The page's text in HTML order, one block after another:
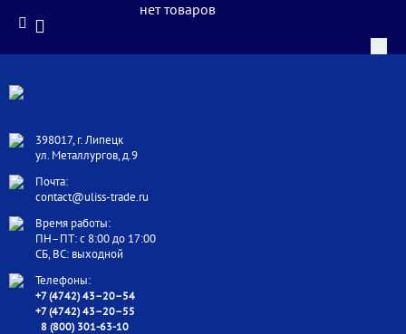
398017, г. Липецк
ул. Металлургов, д.9
Почта:
contact@uliss-trade.ru
Время работы:
ПН–ПТ: с 8:00 до 17:00
СБ, ВС: выходной
Телефоны:
+7 (4742) 43–20–54
+7 (4742) 43–20–55
8 (800) 301-63-10
нет товаров